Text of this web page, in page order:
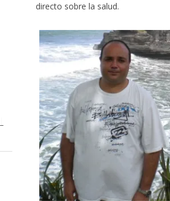
directo sobre la salud.